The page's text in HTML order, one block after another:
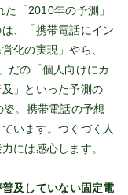
「2010年の予測」
、「携帯電話にイン
化の実現」やら、
だの「個人向けにカ
」といった予測の
。携帯電話の予想
います。つくづく人
には感心します。
及していない固定電